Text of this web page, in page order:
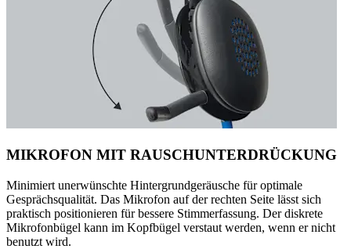
MIKROFON MIT RAUSCHUNTERDRÜCKUNG
Minimiert unerwünschte Hintergrundgeräusche für optimale
Gesprächsqualität. Das Mikrofon auf der rechten Seite lässt sich
praktisch positionieren für bessere Stimmerfassung. Der diskrete
Mikrofonbügel kann im Kopfbügel verstaut werden, wenn er nicht
benutzt wird.